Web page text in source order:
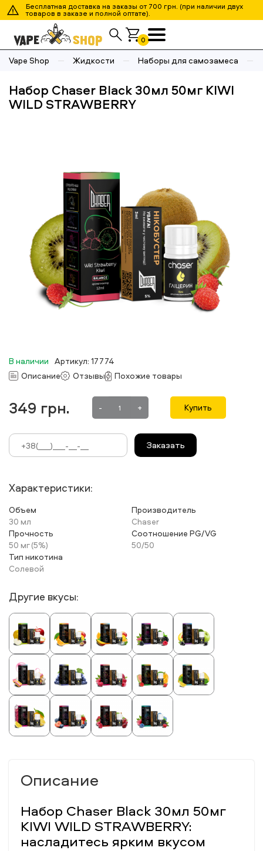
Бесплатная доставка на заказы от 700 грн. (при наличии двух
товаров в заказе и полной оптате).
0
Vape Shop Жидкости Наборы для самозамеса
Набор Chaser Black 30мл 50мг KIWI
WILD STRAWBERRY
В наличии Артикул: 17774
Описание
Отзывы Похожие товары
349 грн. - + Купить
Заказать
Характеристики:
Объем
30 мл
Производитель
Chaser
Прочность
50 мг (5%)
Соотношение PG/VG
50/50
Тип никотина
Солевой
Другие вкусы:
Описание
Набор Chaser Black 30мл 50мг
KIWI WILD STRAWBERRY:
насладитесь ярким вкусом